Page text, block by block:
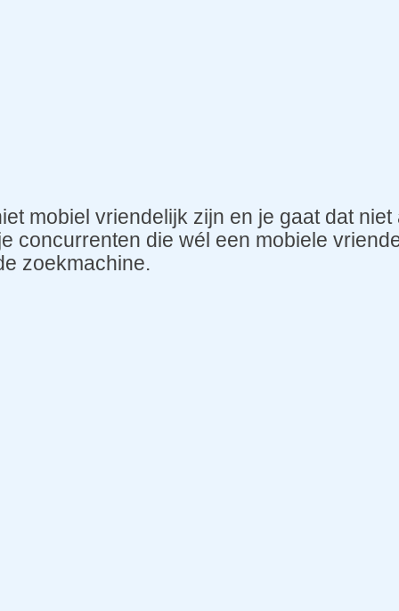
mobiel vriendelijk zijn en je gaat dat
concurrenten die wél een mobiele
zoekmachine.